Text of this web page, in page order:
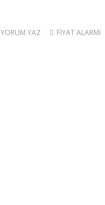
YORUM YAZ FİYAT ALARMI